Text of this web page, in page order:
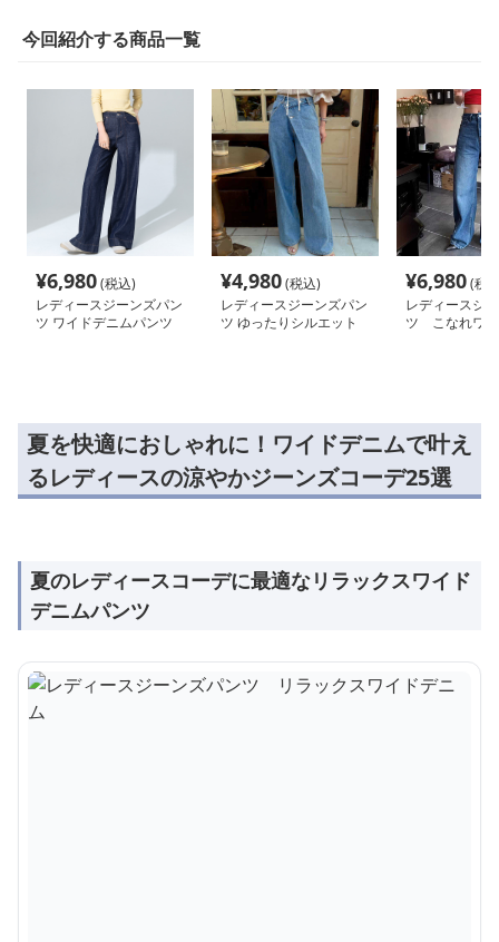
今回紹介する商品一覧
¥6,980(税込)
レディースジーンズパン
ツ ワイドデニムパンツ
¥4,980(税込)
レディースジーンズパン
ツ ゆったりシルエット
¥6,980(税
レディースジ
ツ こなれワ
夏を快適におしゃれに！ワイドデニムで叶え
るレディースの涼やかジーンズコーデ25選
夏のレディースコーデに最適なリラックスワイド
デニムパンツ